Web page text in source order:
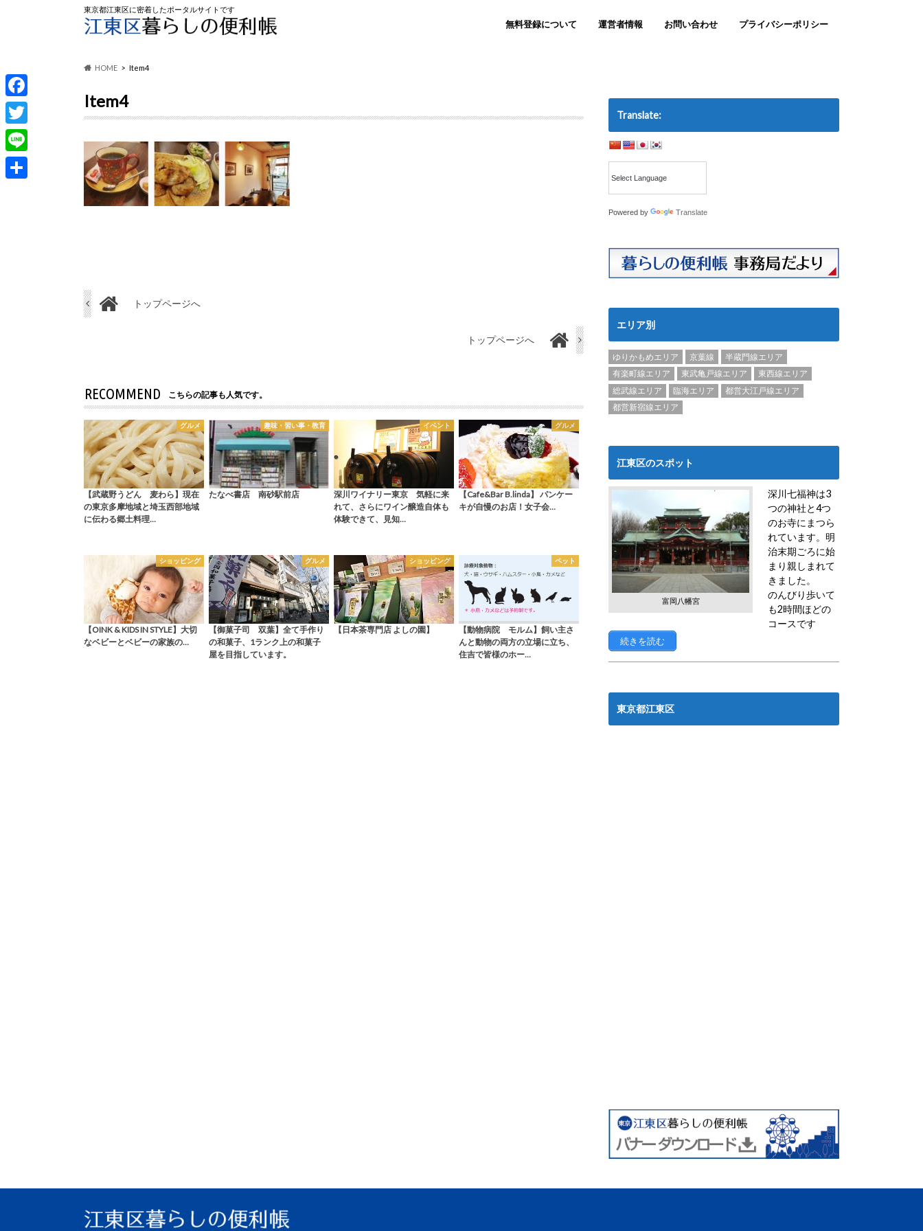
東京都江東区に密着したポータルサイトです
無料登録について 運営者情報 お問い合わせ プライバシーポリシー
HOME Item4
Item4
トップページへ
トップページへ
RECOMMEND こちらの記事も人気です。
グルメ
【武蔵野うどん 麦わら】現在
の東京多摩地域と埼玉西部地域
に伝わる郷土料理…
趣味・習い事・教育
たなべ書店 南砂駅前店
イベント
深川ワイナリー東京 気軽に来
れて、さらにワイン醸造自体も
体験できて、見知…
グルメ
【Cafe&Bar B.linda】 パンケー
キが自慢のお店！女子会…
ショッピング
【OINK & KIDS IN STYLE】大切
なベビーとベビーの家族の…
グルメ
【御菓子司 双葉】全て手作り
の和菓子、1ランク上の和菓子
屋を目指しています。
ショッピング
【日本茶専門店 よしの園】
ペット
【動物病院 モルム】飼い主さ
んと動物の両方の立場に立ち、
住吉で皆様のホー…
Translate:
Powered by Translate
エリア別
ゆりかもめエリア 京葉線
半蔵門線エリア
有楽町線エリア
東武亀戸線エリア
東西線エリア
総武線エリア
臨海エリア
都営大江戸線エリア
都営新宿線エリア
江東区のスポット
富岡八幡宮
深川七福神は3
つの神社と4つ
のお寺にまつら
れています。明
治末期ごろに始
まり親しまれて
きました。
のんびり歩いて
も2時間ほどの
コースです
続きを読む
東京都江東区
F
a
c
e
T
w
i
L